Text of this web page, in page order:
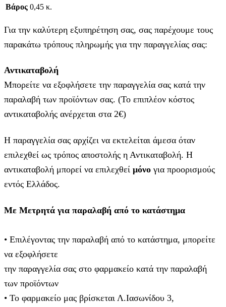
Βάρος 0,45 κ.
Για την καλύτερη εξυπηρέτηση σας, σας παρέχουμε τους
παρακάτω τρόπους πληρωμής για την παραγγελίας σας:
Αντικαταβολή
Μπορείτε να εξοφλήσετε την παραγγελία σας κατά την
παραλαβή των προϊόντων σας. (Το επιπλέον κόστος
αντικαταβολής ανέρχεται στα 2€)
Η παραγγελία σας αρχίζει να εκτελείται άμεσα όταν
επιλεχθεί ως τρόπος αποστολής η Αντικαταβολή. Η
αντικαταβολή μπορεί να επιλεχθεί μόνο για προορισμούς
εντός Ελλάδος.
Με Μετρητά για παραλαβή από το κατάστημα
• Επιλέγοντας την παραλαβή από το κατάστημα, μπορείτε
να εξοφλήσετε
την παραγγελία σας στο φαρμακείο κατά την παραλαβή
των προϊόντων
• Το φαρμακείο μας βρίσκεται Λ.Ιασωνίδου 3,